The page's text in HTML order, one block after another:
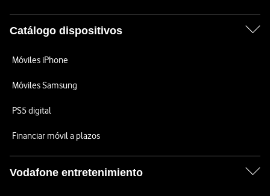
Catálogo dispositivos
Móviles iPhone
Móviles Samsung
PS5 digital
Financiar móvil a plazos
Vodafone entretenimiento